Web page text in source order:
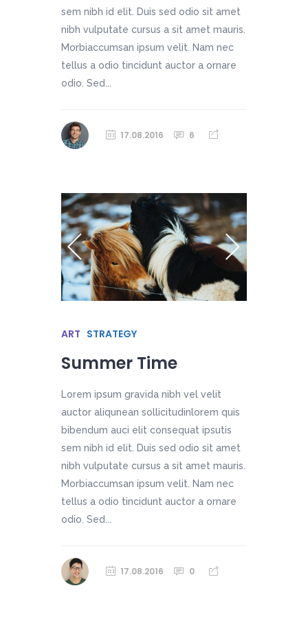
sem nibh id elit. Duis sed odio sit amet
nibh vulputate cursus a sit amet mauris.
Morbiaccumsan ipsum velit. Nam nec
tellus a odio tincidunt auctor a ornare
odio. Sed...
17.08.2016 6
ART STRATEGY
Summer Time
Lorem ipsum gravida nibh vel velit
auctor aliqunean sollicitudinlorem quis
bibendum auci elit consequat ipsutis
sem nibh id elit. Duis sed odio sit amet
nibh vulputate cursus a sit amet mauris.
Morbiaccumsan ipsum velit. Nam nec
tellus a odio tincidunt auctor a ornare
odio. Sed...
17.08.2016 0